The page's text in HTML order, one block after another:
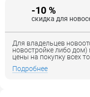
-10 %
скидка для
Для владельцев
новостройке либо
цены на покупку всех
Подробнее